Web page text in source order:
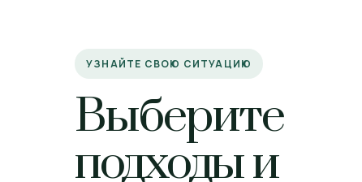
УЗНАЙТЕ СВОЮ СИТУАЦИЮ
Выберите
подходы и